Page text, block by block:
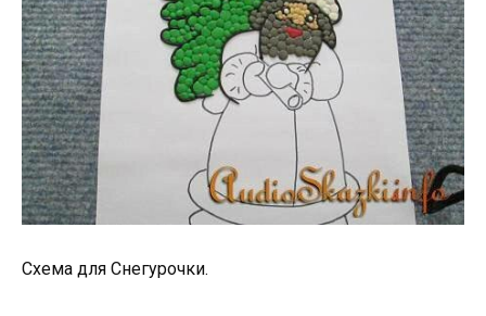
Схема для Снегурочки.